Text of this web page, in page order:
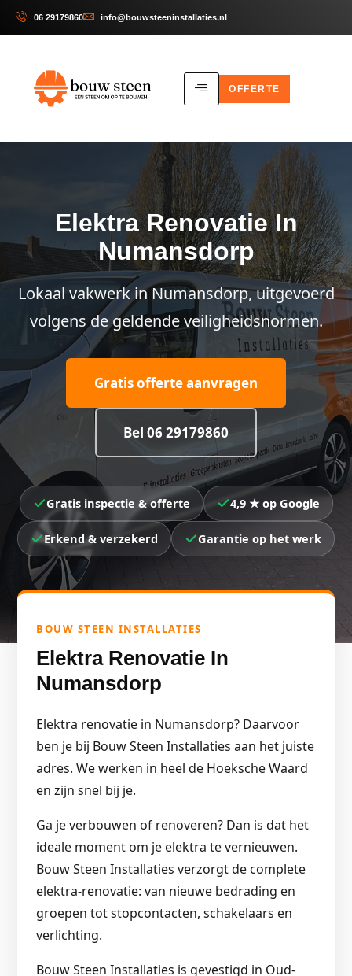
06 29179860 info@bouwsteeninstallaties.nl
OFFERTE
Elektra Renovatie In
Numansdorp
Lokaal vakwerk in Numansdorp, uitgevoerd
volgens de geldende veiligheidsnormen.
Gratis offerte aanvragen
Bel 06 29179860
Gratis inspectie & offerte 4,9 ★ op Google
Erkend & verzekerd Garantie op het werk
BOUW STEEN INSTALLATIES
Elektra Renovatie In
Numansdorp
Elektra renovatie in Numansdorp? Daarvoor
ben je bij Bouw Steen Installaties aan het juiste
adres. We werken in heel de Hoeksche Waard
en zijn snel bij je.
Ga je verbouwen of renoveren? Dan is dat het
ideale moment om je elektra te vernieuwen.
Bouw Steen Installaties verzorgt de complete
elektra-renovatie: van nieuwe bedrading en
groepen tot stopcontacten, schakelaars en
verlichting.
Bouw Steen Installaties is gevestigd in Oud-